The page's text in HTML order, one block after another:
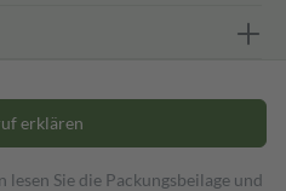
erklären
Sie die Packungsbeilage und